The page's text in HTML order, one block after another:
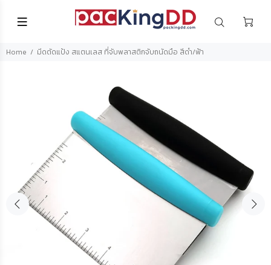
Home มีดตัดแป้ง สแตนเลส ที่จับพลาสติกจับถนัดมือ สีดำ/ฟ้า